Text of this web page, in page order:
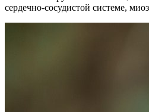
сердечно-сосудистой системе,